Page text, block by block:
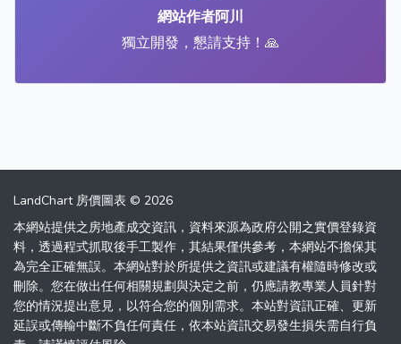
網站作者阿川
獨立開發，懇請支持！🙏
LandChart 房價圖表 © 2026
本網站提供之房地產成交資訊，資料來源為政府公開之實價登錄資
料，透過程式抓取後手工製作，其結果僅供參考，本網站不擔保其
為完全正確無誤。本網站對於所提供之資訊或建議有權隨時修改或
刪除。您在做出任何相關規劃與決定之前，仍應請教專業人員針對
您的情況提出意見，以符合您的個別需求。本站對資訊正確、更新
延誤或傳輸中斷不負任何責任，依本站資訊交易發生損失需自行負